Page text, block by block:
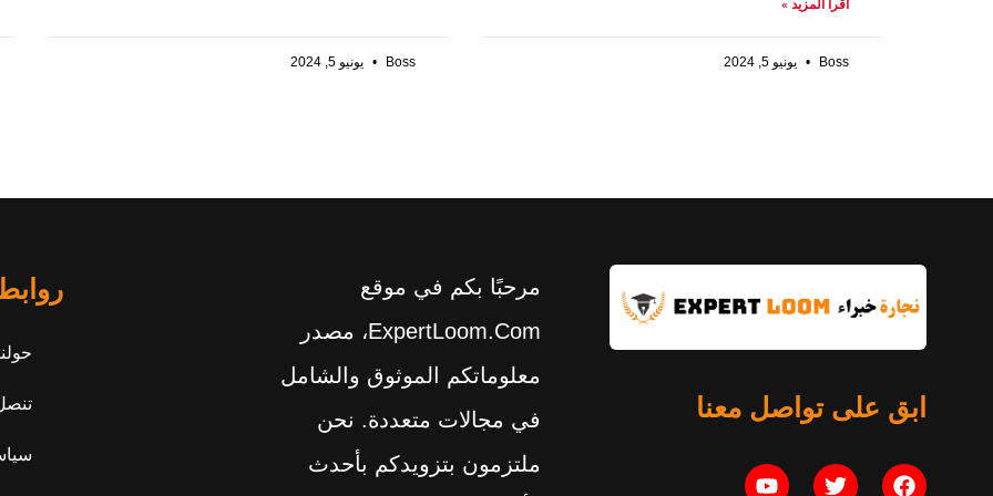
اقرأ المزيد »
Boss يونيو 5, 2024 Boss يونيو 5, 2024
ابق على تواصل معنا
مرحبًا بكم في موقع
ExpertLoom.com، مصدر
معلوماتكم الموثوق والشامل
في مجالات متعددة. نحن
ملتزمون بتزويدكم بأحدث